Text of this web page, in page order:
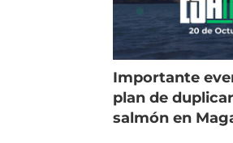
Importante
plan de
salmón en